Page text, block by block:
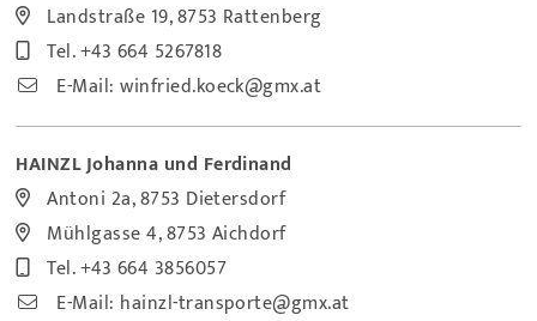
Landstraße 19, 8753 Rattenberg
Tel.+43 664 5267818
E-Mail:winfried.koeck@gmx.at
HAINZL Johanna und Ferdinand
Antoni 2a, 8753 Dietersdorf
Mühlgasse 4, 8753 Aichdorf
Tel.+43 664 3856057
E-Mail: hainzl-transporte@gmx.at